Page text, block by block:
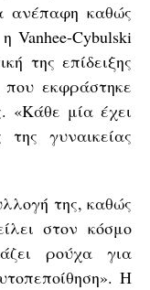
ανέπαφη καθώς
Vanhee-Cybulski
της επίδειξης
εκφράστηκε
«Κάθε μία έχει
γυναικείας
της, καθώς
στον κόσμο
ρούχα για
Η